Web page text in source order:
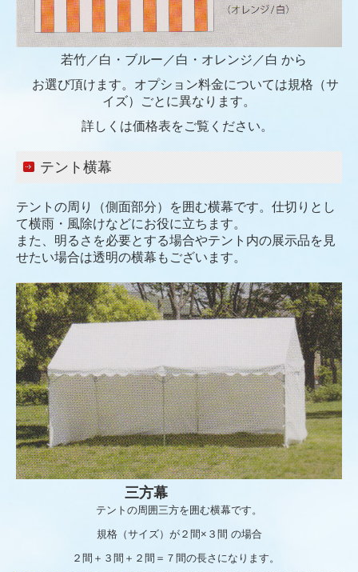
若竹／白・ブルー／白・オレンジ／白 から
お選び頂けます。オプション料金については規格（サ
イズ）ごとに異なります。
詳しくは価格表をご覧ください。
テント横幕
テントの周り（側面部分）を囲む横幕です。仕切りとし
て横雨・風除けなどにお役に立ちます。
また、明るさを必要とする場合やテント内の展示品を見
せたい場合は透明の横幕もございます。
三方幕
テントの周囲三方を囲む横幕です。
規格（サイズ）が２間×３間 の場合
２間＋３間＋２間＝７間の長さになります。